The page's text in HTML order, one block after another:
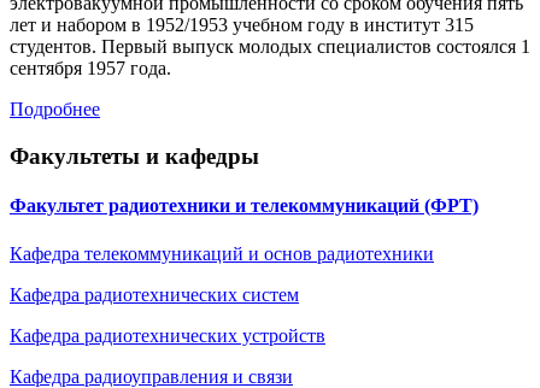
лет и набором в 1952/1953 учебном году в институт 315
студентов. Первый выпуск молодых специалистов состоялся 1
сентября 1957 года.
Подробнее
Факультеты и кафедры
Факультет радиотехники и телекоммуникаций (ФРТ)
Кафедра телекоммуникаций и основ радиотехники
Кафедра радиотехнических систем
Кафедра радиотехническиx устройств
Кафедра радиоуправления и связи